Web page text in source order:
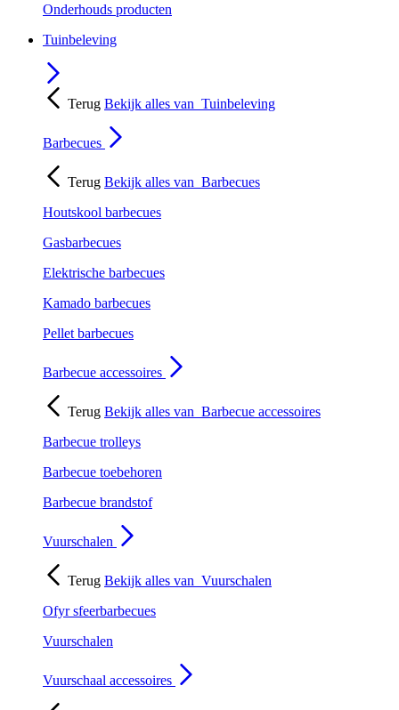
Onderhouds producten
Tuinbeleving
Terug Bekijk alles van Tuinbeleving
Barbecues
Terug Bekijk alles van Barbecues
Houtskool barbecues
Gasbarbecues
Elektrische barbecues
Kamado barbecues
Pellet barbecues
Barbecue accessoires
Terug Bekijk alles van Barbecue accessoires
Barbecue trolleys
Barbecue toebehoren
Barbecue brandstof
Vuurschalen
Terug Bekijk alles van Vuurschalen
Ofyr sfeerbarbecues
Vuurschalen
Vuurschaal accessoires